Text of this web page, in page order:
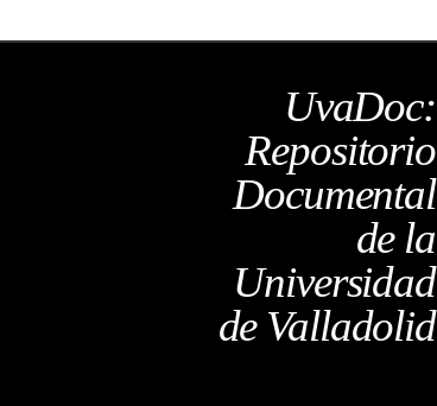
UvaDoc:
Repositorio
Documental
de la
Universidad
de Valladolid